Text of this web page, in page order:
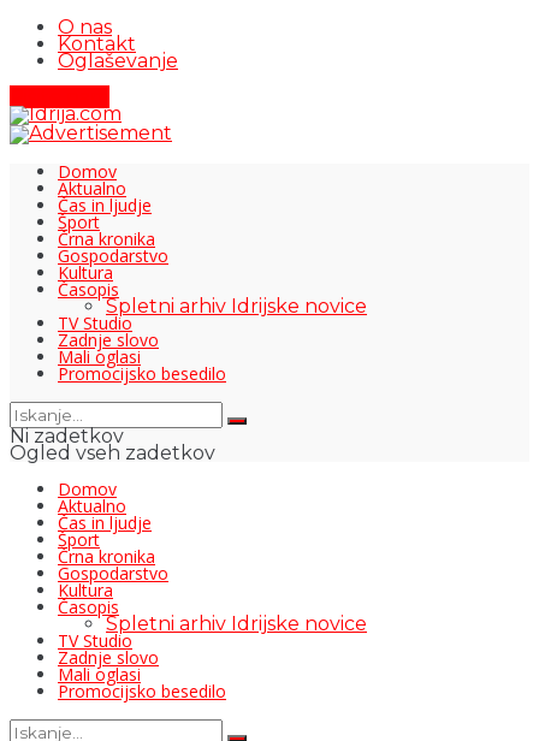
O nas
Kontakt
Oglaševanje
Domov
Aktualno
Čas in ljudje
Šport
Črna kronika
Gospodarstvo
Kultura
Časopis
Spletni arhiv Idrijske novice
TV Studio
Zadnje slovo
Mali oglasi
Promocijsko besedilo
Ni zadetkov
Ogled vseh zadetkov
Domov
Aktualno
Čas in ljudje
Šport
Črna kronika
Gospodarstvo
Kultura
Časopis
Spletni arhiv Idrijske novice
TV Studio
Zadnje slovo
Mali oglasi
Promocijsko besedilo